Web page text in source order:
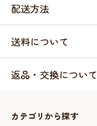
配送方法
送料について
返品・交換について
カテゴリから探す